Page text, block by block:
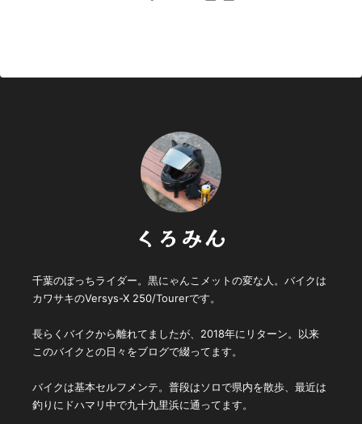
くろみん
千葉のぼっちライダー。黒にゃんこメットの変な人。バイクは
カワサキのVersys-X 250/Tourerです。
長らくバイクから離れてましたが、2018年にリターン。以来
このバイクとの日々をブログで綴ってます。
バイクは基本セルフメンテ。普段はソロで県内を散歩、最近は
釣りにドハマリ中で九十九里浜に通ってます。